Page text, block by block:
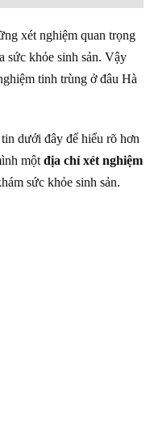
xét nghiệm quan trọng
sức khỏe sinh sản. Vậy
tinh trùng ở đâu Hà
dưới đây để hiểu rõ hơn
một địa chỉ xét nghiệm
sức khỏe sinh sản.